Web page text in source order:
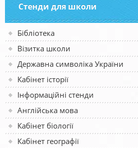
Стенди для школи
Бібліотека
Візитка школи
Державна символіка України
Кабінет історії
Інформаційні стенди
Англійська мова
Кабінет біології
Кабінет географії